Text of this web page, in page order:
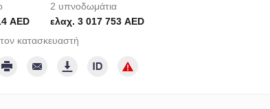
AED
2 υπνοδωμάτια
ελαχ. 3 017 753 AED
κατασκευαστή